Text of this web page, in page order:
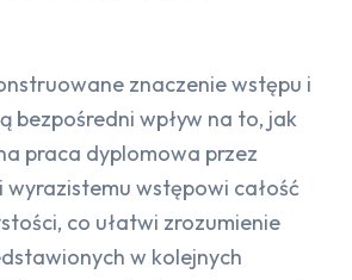
znaczenie wstępu i
bezpośredni wpływ na to, jak
praca dyplomowa przez
wyrazistemu wstępowi całość
co ułatwi zrozumienie
w kolejnych